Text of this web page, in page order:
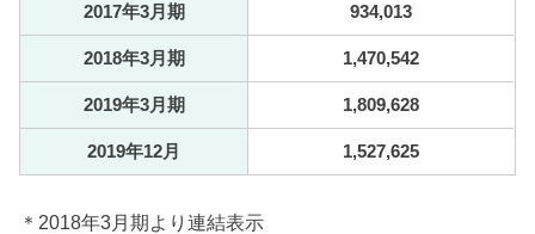
2017年3月期 934,013
2018年3月期 1,470,542
2019年3月期 1,809,628
2019年12月 1,527,625
＊2018年3月期より連結表示